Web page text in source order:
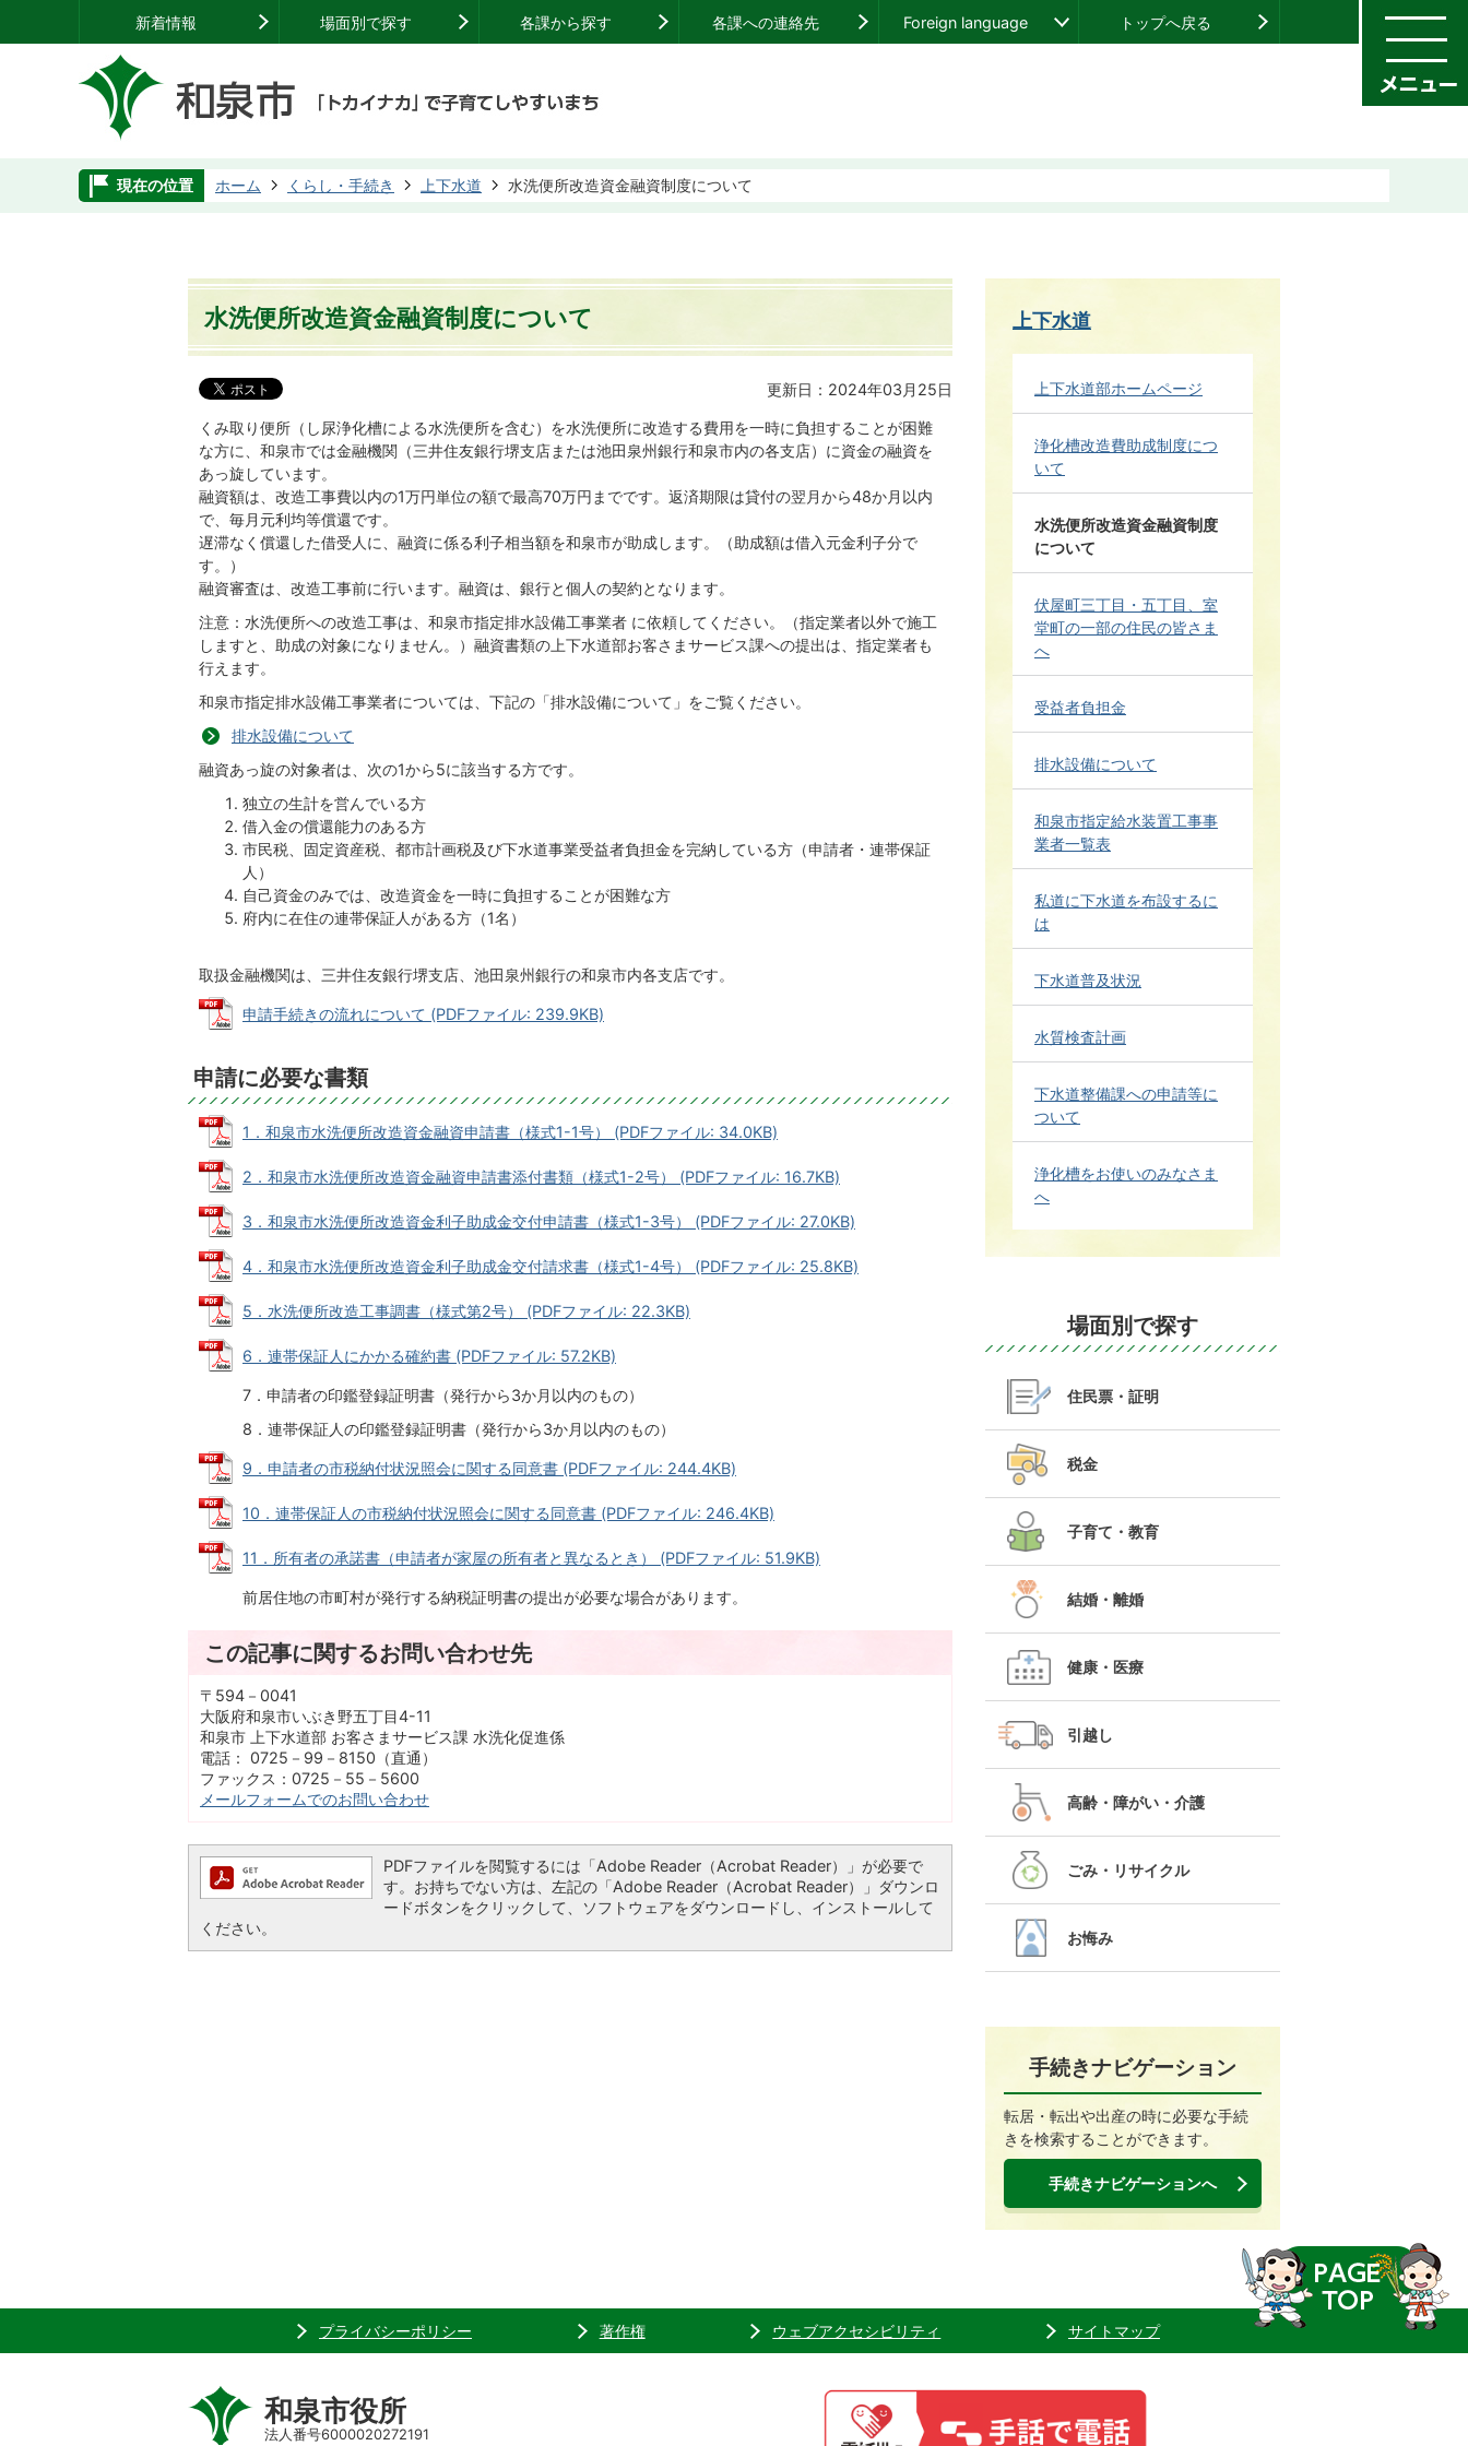
新着情報 場面別で探す 各課から探す 各課への連絡先 Foreign language トップへ戻る
現在の位置 ホーム くらし・手続き 上下水道 水洗便所改造資金融資制度について
水洗便所改造資金融資制度について
更新日：2024年03月25日
くみ取り便所（し尿浄化槽による水洗便所を含む）を水洗便所に改造する費用を一時に負担することが困難
な方に、和泉市では金融機関（三井住友銀行堺支店または池田泉州銀行和泉市内の各支店）に資金の融資を
あっ旋しています。
融資額は、改造工事費以内の1万円単位の額で最高70万円までです。返済期限は貸付の翌月から48か月以内
で、毎月元利均等償還です。
遅滞なく償還した借受人に、融資に係る利子相当額を和泉市が助成します。（助成額は借入元金利子分で
す。）
融資審査は、改造工事前に行います。融資は、銀行と個人の契約となります。
注意：水洗便所への改造工事は、和泉市指定排水設備工事業者 に依頼してください。（指定業者以外で施工
しますと、助成の対象になりません。）融資書類の上下水道部お客さまサービス課への提出は、指定業者も
行えます。
和泉市指定排水設備工事業者については、下記の「排水設備について」をご覧ください。
排水設備について
融資あっ旋の対象者は、次の1から5に該当する方です。
独立の生計を営んでいる方
借入金の償還能力のある方
市民税、固定資産税、都市計画税及び下水道事業受益者負担金を完納している方（申請者・連帯保証
人）
自己資金のみでは、改造資金を一時に負担することが困難な方
府内に在住の連帯保証人がある方（1名）
取扱金融機関は、三井住友銀行堺支店、池田泉州銀行の和泉市内各支店です。
申請手続きの流れについて (PDFファイル: 239.9KB)
申請に必要な書類
1．和泉市水洗便所改造資金融資申請書（様式1-1号） (PDFファイル: 34.0KB)
2．和泉市水洗便所改造資金融資申請書添付書類（様式1-2号） (PDFファイル: 16.7KB)
3．和泉市水洗便所改造資金利子助成金交付申請書（様式1-3号） (PDFファイル: 27.0KB)
4．和泉市水洗便所改造資金利子助成金交付請求書（様式1-4号） (PDFファイル: 25.8KB)
5．水洗便所改造工事調書（様式第2号） (PDFファイル: 22.3KB)
6．連帯保証人にかかる確約書 (PDFファイル: 57.2KB)
7．申請者の印鑑登録証明書（発行から3か月以内のもの）
8．連帯保証人の印鑑登録証明書（発行から3か月以内のもの）
9．申請者の市税納付状況照会に関する同意書 (PDFファイル: 244.4KB)
10．連帯保証人の市税納付状況照会に関する同意書 (PDFファイル: 246.4KB)
11．所有者の承諾書（申請者が家屋の所有者と異なるとき） (PDFファイル: 51.9KB)
前居住地の市町村が発行する納税証明書の提出が必要な場合があります。
この記事に関するお問い合わせ先
〒594－0041
大阪府和泉市いぶき野五丁目4-11
和泉市 上下水道部 お客さまサービス課 水洗化促進係
電話： 0725－99－8150（直通）
ファックス：0725－55－5600
メールフォームでのお問い合わせ
PDFファイルを閲覧するには「Adobe Reader（Acrobat Reader）」が必要で
す。お持ちでない方は、左記の「Adobe Reader（Acrobat Reader）」ダウンロ
ードボタンをクリックして、ソフトウェアをダウンロードし、インストールして
ください。
上下水道
上下水道部ホームページ
浄化槽改造費助成制度につ
いて
水洗便所改造資金融資制度
について
伏屋町三丁目・五丁目、室
堂町の一部の住民の皆さま
へ
受益者負担金
排水設備について
和泉市指定給水装置工事事
業者一覧表
私道に下水道を布設するに
は
下水道普及状況
水質検査計画
下水道整備課への申請等に
ついて
浄化槽をお使いのみなさま
へ
場面別で探す
住民票・証明
税金
子育て・教育
結婚・離婚
健康・医療
引越し
高齢・障がい・介護
ごみ・リサイクル
お悔み
手続きナビゲーション
転居・転出や出産の時に必要な手続
きを検索することができます。
手続きナビゲーションへ
プライバシーポリシー 著作権 ウェブアクセシビリティ サイトマップ
和泉市役所
法人番号6000020272191